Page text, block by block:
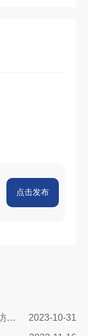
点击发布
看得见的品质：人民网对中励展览的采访报道
2023-10-31